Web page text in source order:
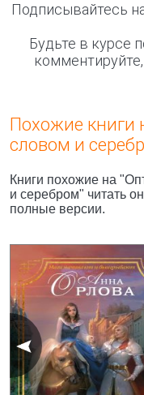
Подписывайтесь
Будьте в курсе
Похожие книги
словом и
Книги похожие на
и серебром" читать
полные версии.